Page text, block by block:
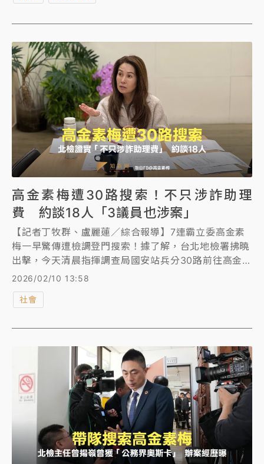
萬5千多元、汽車兩台、2張保單，及買車貸款債務剩約
18萬元。
高金素梅遭30路搜索！不只涉詐助理
費 約談18人「3議員也涉案」
【記者丁牧群、盧麗蓮／綜合報導】7連霸立委高金素
梅一早驚傳遭檢調登門搜索！據了解，台北地檢署拂曉
出擊，今天清晨指揮調查局國安站兵分30路前往高金素
梅住處搜索，隨後轉往其立院辦公室，據悉高金素梅不
領某協會補助款，檢調預計約談高金素梅和助理及屏東
等18人，全案朝貪污、《醫療器材管理法》等罪偵辦，
相關人預計晚間移送北檢複訊。
2026/02/10 13:58
社會